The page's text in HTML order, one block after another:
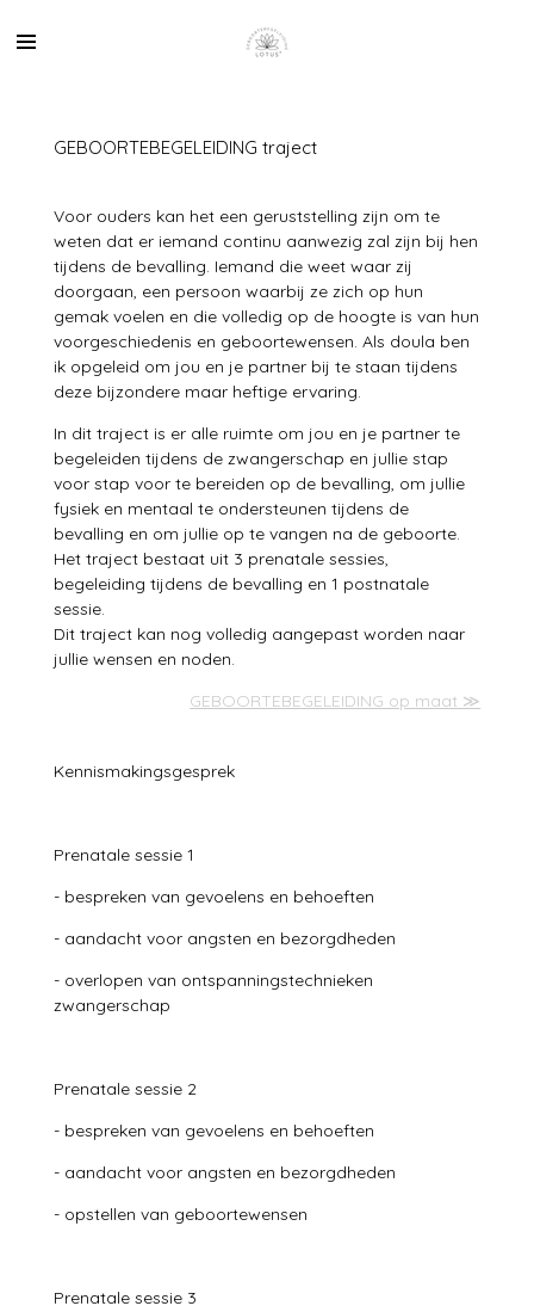
direct
GEBOORTEBEGELEIDING traject
Voor ouders kan het een geruststelling zijn om te
weten dat er iemand continu aanwezig zal zijn bij hen
tijdens de bevalling. Iemand die weet waar zij
doorgaan, een persoon waarbij ze zich op hun
gemak voelen en die volledig op de hoogte is van hun
voorgeschiedenis en geboortewensen. Als doula ben
ik opgeleid om jou en je partner bij te staan tijdens
deze bijzondere maar heftige ervaring.
In dit traject is er alle ruimte om jou en je partner te
begeleiden tijdens de zwangerschap en jullie stap
voor stap voor te bereiden op de bevalling, om jullie
fysiek en mentaal te ondersteunen tijdens de
bevalling en om jullie op te vangen na de geboorte.
Het traject bestaat uit 3 prenatale sessies,
begeleiding tijdens de bevalling en 1 postnatale
sessie.
Dit traject kan nog volledig aangepast worden naar
jullie wensen en noden.
GEBOORTEBEGELEIDING op maat ≫
Kennismakingsgesprek
Prenatale sessie 1
- bespreken van gevoelens en behoeften
- aandacht voor angsten en bezorgdheden
- overlopen van ontspanningstechnieken
zwangerschap
Prenatale sessie 2
- bespreken van gevoelens en behoeften
- aandacht voor angsten en bezorgdheden
- opstellen van geboortewensen
Prenatale sessie 3